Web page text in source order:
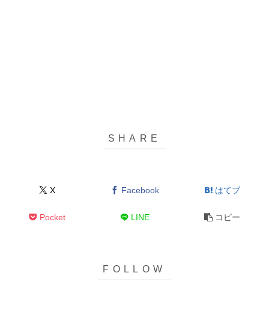
X Facebook はてブ
Pocket LINE コピー